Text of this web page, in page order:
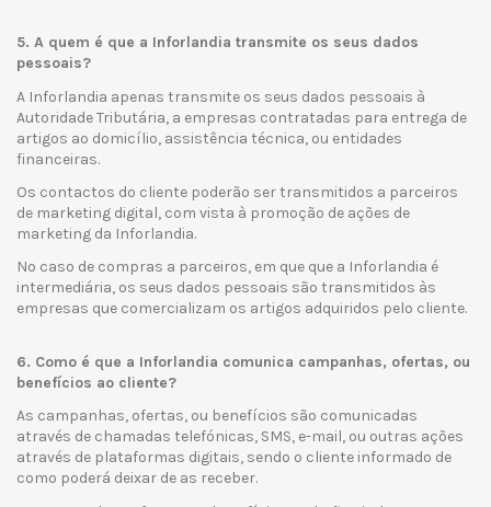
5. A quem é que a Inforlandia transmite os seus dados
pessoais?
A Inforlandia apenas transmite os seus dados pessoais à
Autoridade Tributária, a empresas contratadas para entrega de
artigos ao domicílio, assistência técnica, ou entidades
financeiras.
Os contactos do cliente poderão ser transmitidos a parceiros
de marketing digital, com vista à promoção de ações de
marketing da Inforlandia.
No caso de compras a parceiros, em que que a Inforlandia é
intermediária, os seus dados pessoais são transmitidos às
empresas que comercializam os artigos adquiridos pelo cliente.
6. Como é que a Inforlandia comunica campanhas, ofertas, ou
benefícios ao cliente?
As campanhas, ofertas, ou benefícios são comunicadas
através de chamadas telefónicas, SMS, e-mail, ou outras ações
através de plataformas digitais, sendo o cliente informado de
como poderá deixar de as receber.